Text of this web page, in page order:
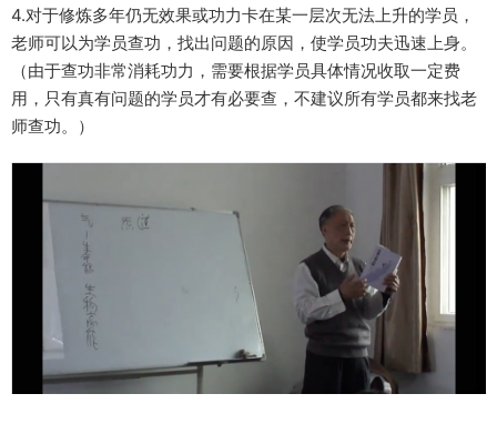
4.对于修炼多年仍无效果或功力卡在某一层次无法上升的学员，
老师可以为学员查功，找出问题的原因，使学员功夫迅速上身。
（由于查功非常消耗功力，需要根据学员具体情况收取一定费
用，只有真有问题的学员才有必要查，不建议所有学员都来找老
师查功。）